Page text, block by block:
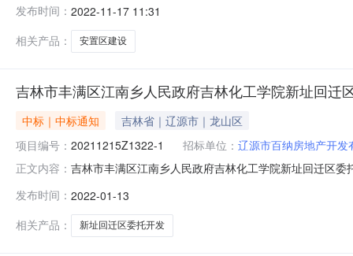
区华蓥山经开区安置区建设项目（华蓥市铜堡片区棚户
司招标人联系电话0826-43330
发布时间： 2022-11-17 11:31
相关产品：
安置区建设
吉林市丰满区江南乡人民政府吉林化工学院新址回迁
中标｜中标通知
吉林省｜辽源市｜龙山区
项目编号： 20211215Z1322-1 招标单位： 辽源市百纳房地产开发
正文内容： 吉林市丰满区江南乡人民政府吉林化工学院新址回迁区
玉隆小区11号楼5单元1层43号中标（成交）金额：
发布时间： 2022-01-13
相关产品：
新址回迁区委托开发